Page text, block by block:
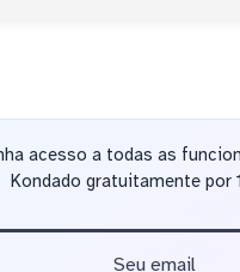
acesso a todas as
Kondado gratuitamente por